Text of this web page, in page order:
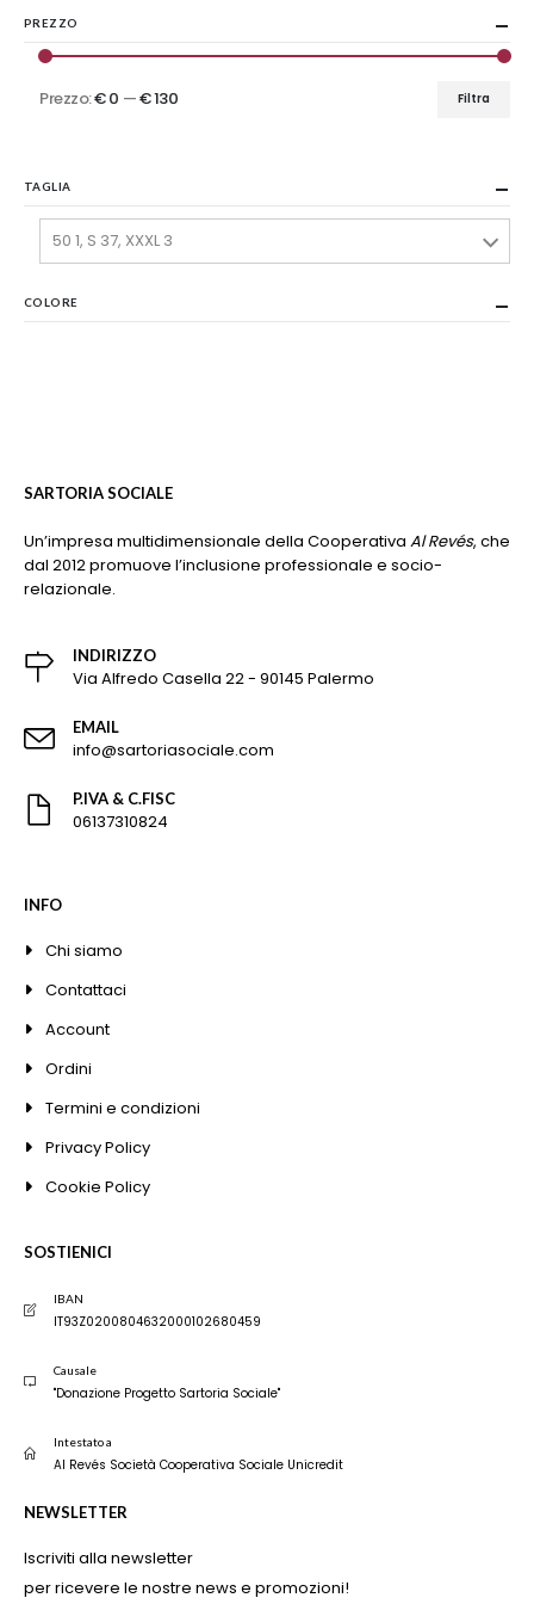
PREZZO
Filtra
Prezzo:€ 0 —€ 130
TAGLIA
50 1, S 37, XXXL 3
COLORE
SARTORIA SOCIALE
Un’impresa multidimensionale della Cooperativa Al Revés, che
dal 2012 promuove l’inclusione professionale e socio-
relazionale.
INDIRIZZO
Via Alfredo Casella 22 - 90145 Palermo
EMAIL
info@sartoriasociale.com
P.IVA & C.FISC
06137310824
INFO
Chi siamo
Contattaci
Account
Ordini
Termini e condizioni
Privacy Policy
Cookie Policy
SOSTIENICI
IBAN
IT93Z0200804632000102680459
Causale
"Donazione Progetto Sartoria Sociale"
Intestato a
Al Revés Società Cooperativa Sociale Unicredit
NEWSLETTER
Iscriviti alla newsletter
per ricevere le nostre news e promozioni!